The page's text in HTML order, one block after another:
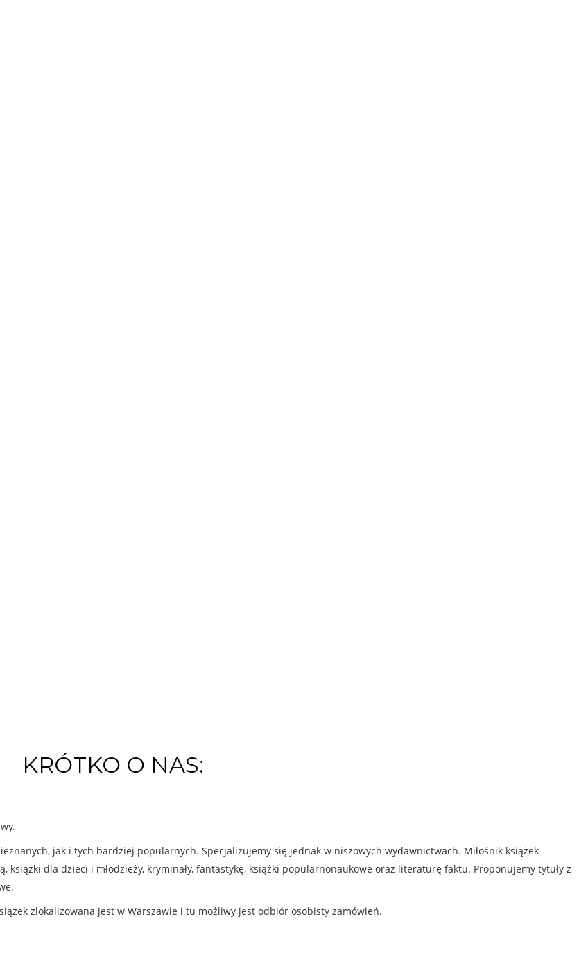
KRÓTKO O NAS:
jak i tych bardziej popularnych. Specjalizujemy się jednak w niszowych wydawnictwach. Miłośnik książek
dla dzieci i młodzieży, kryminały, fantastykę, książki popularnonaukowe oraz literaturę faktu. Proponujemy tytuły z
zlokalizowana jest w Warszawie i tu możliwy jest odbiór osobisty zamówień.